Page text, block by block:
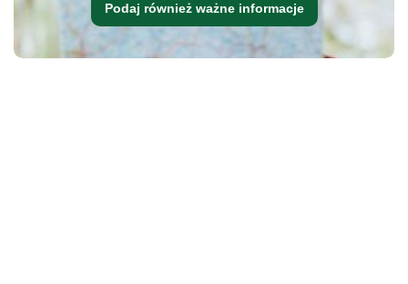
Podaj również ważne informacje